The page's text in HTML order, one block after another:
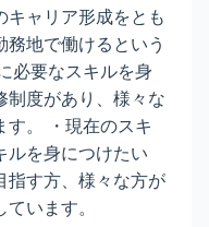
キャリア形成をとも
務地で働けるという
必要なスキルを身
制度があり、様々な
す。 ・現在のスキ
ルを身につけたい
指す方、様々な方が
います。